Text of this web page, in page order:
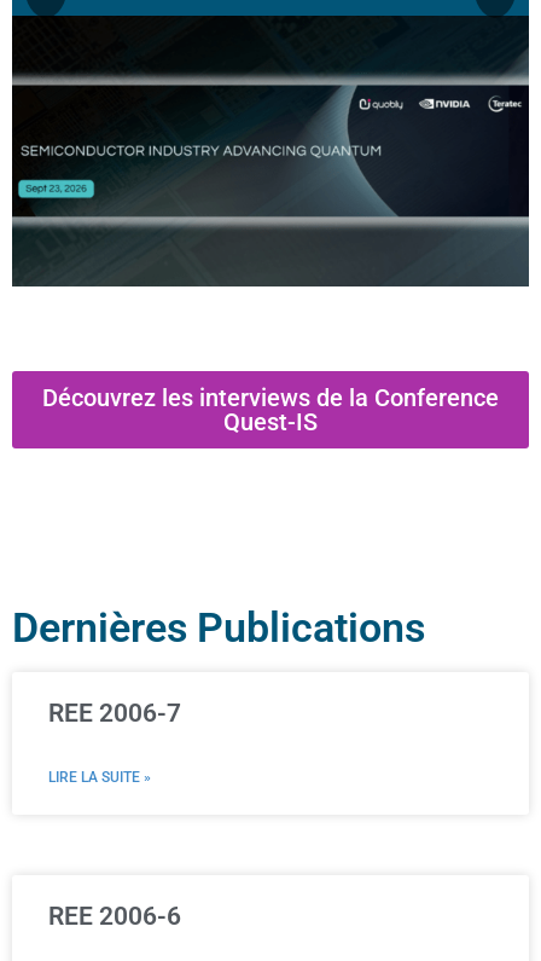
Découvrez les interviews de la Conference
Quest-IS
Dernières Publications
REE 2006-7
LIRE LA SUITE »
REE 2006-6